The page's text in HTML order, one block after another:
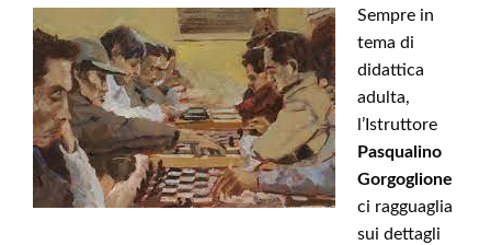
Sempre in
tema di
didattica
adulta,
l’Istruttore
Pasqualino
Gorgoglione
ci ragguaglia
sui dettagli